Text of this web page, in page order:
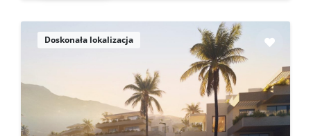
Doskonała lokalizacja